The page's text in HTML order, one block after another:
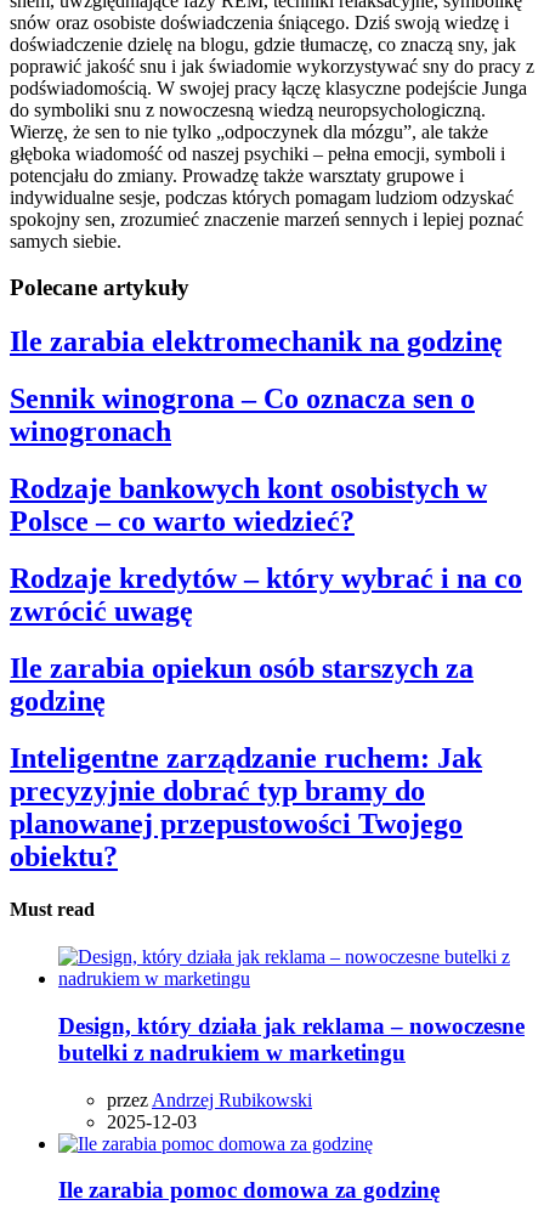
snów oraz osobiste doświadczenia śniącego. Dziś swoją wiedzę i
doświadczenie dzielę na blogu, gdzie tłumaczę, co znaczą sny, jak
poprawić jakość snu i jak świadomie wykorzystywać sny do pracy z
podświadomością. W swojej pracy łączę klasyczne podejście Junga
do symboliki snu z nowoczesną wiedzą neuropsychologiczną.
Wierzę, że sen to nie tylko „odpoczynek dla mózgu”, ale także
głęboka wiadomość od naszej psychiki – pełna emocji, symboli i
potencjału do zmiany. Prowadzę także warsztaty grupowe i
indywidualne sesje, podczas których pomagam ludziom odzyskać
spokojny sen, zrozumieć znaczenie marzeń sennych i lepiej poznać
samych siebie.
Polecane artykuły
Ile zarabia elektromechanik na godzinę
Sennik winogrona – Co oznacza sen o
winogronach
Rodzaje bankowych kont osobistych w
Polsce – co warto wiedzieć?
Rodzaje kredytów – który wybrać i na co
zwrócić uwagę
Ile zarabia opiekun osób starszych za
godzinę
Inteligentne zarządzanie ruchem: Jak
precyzyjnie dobrać typ bramy do
planowanej przepustowości Twojego
obiektu?
Must read
Design, który działa jak reklama – nowoczesne
butelki z nadrukiem w marketingu
przez Andrzej Rubikowski
2025-12-03
Ile zarabia pomoc domowa za godzinę